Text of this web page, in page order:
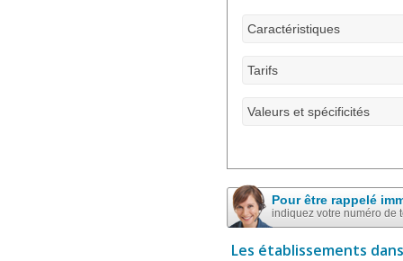
Caractéristiques
Tarifs
Valeurs et spécificités
Pour être rappelé
indiquez votre numéro de
Les établissements